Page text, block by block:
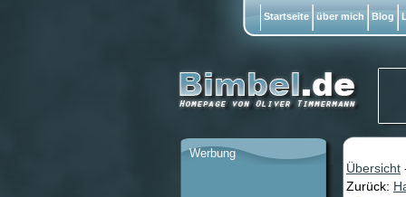
Übersicht
Zurück:
Werbung
Startseite über mich Blog